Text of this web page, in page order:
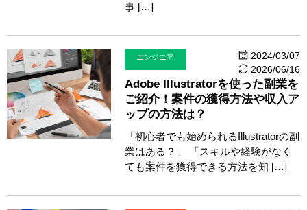
事 […]
エンジニア
2024/03/07
2026/06/16
Adobe Illustratorを使った副業を
ご紹介！案件の獲得方法や収入ア
ップの方法は？
「初心者でも始められるIllustratorの副
業はある？」 「スキルや経験がなく
ても案件を獲得できる方法を知 […]